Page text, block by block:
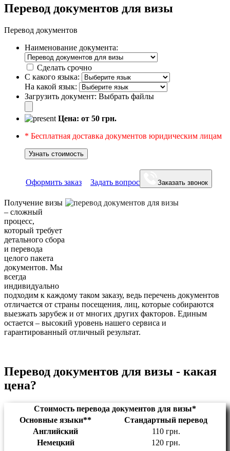
Перевод документов для визы
Перевод документов
Наименование документа:
Сделать срочно
С какого языка:
На какой язык:
Загрузить документ: Выбрать файлы
Цена: от 50 грн.
* Бесплатная доставка документов юридическим лицам
Узнать стоимость
Оформить заказ Задать вопрос Заказать звонок
Получение визы
– сложный
процесс,
который требует
детального сбора
и перевода
целого пакета
документов. Мы
всегда
индивидуально
подходим к каждому таком заказу, ведь перечень документов
отличается от страны посещения, лиц, которые собираются
выезжать зарубеж и от многих других факторов. Единым
остается – высокий уровень нашего сервиса и
гарантированный отличный результат.
Перевод документов для визы - какая
цена?
Стоимость перевода документов для визы*
Основные языки**
Стандартный перевод
Английский
110 грн.
Немецкий
120 грн.